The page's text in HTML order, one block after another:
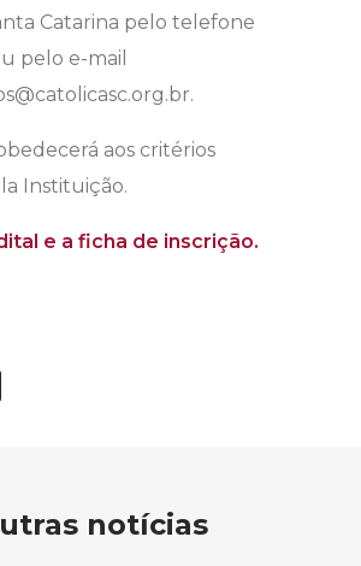
Catarina pelo telefone
pelo e-mail
aos critérios
Instituição.
e a ficha de inscrição.
notícias